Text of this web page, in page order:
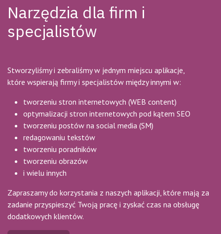
Narzędzia dla firm i
specjalistów
Stworzyliśmy i zebraliśmy w jednym miejscu aplikacje,
które wspierają firmy i specjalistów między innymi w:
tworzeniu stron internetowych (WEB content)
optymalizacji stron internetowych pod kątem SEO
tworzeniu postów na social media (SM)
redagowaniu tekstów
tworzeniu poradników
tworzeniu obrazów
i wielu innych
Zapraszamy do korzystania z naszych aplikacji, które mają za
zadanie przyspieszyć Twoją pracę i zyskać czas na obsługę
dodatkowych klientów.